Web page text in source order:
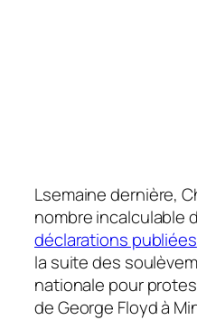
Lsemaine dernière,
nombre incalculable
déclarations publiées
la suite des
nationale pour
de George Floyd à